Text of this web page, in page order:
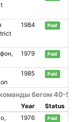
1984 Paid
1979 Paid
1985 Paid
бегом 40-54
Year
Status
1976 Paid